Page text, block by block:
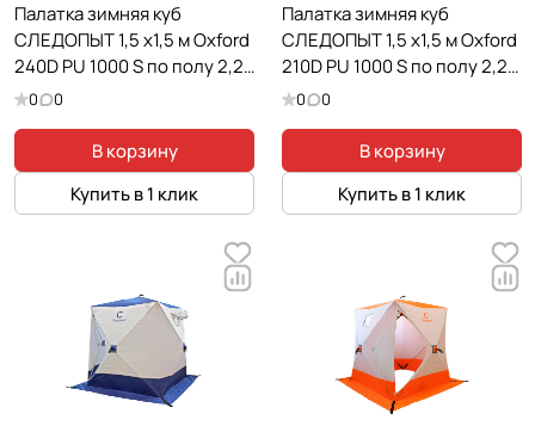
Палатка зимняя куб
СЛЕДОПЫТ 1,5 х1,5 м Oxford
240D PU 1000 S по полу 2,2
кв.м цв. синий/белый
0 0
В корзину
Купить в 1 клик
Палатка зимняя куб
СЛЕДОПЫТ 1,5 х1,5 м Oxford
210D PU 1000 S по полу 2,2
кв.м цв. оливковый/белый
0 0
В корзину
Купить в 1 клик